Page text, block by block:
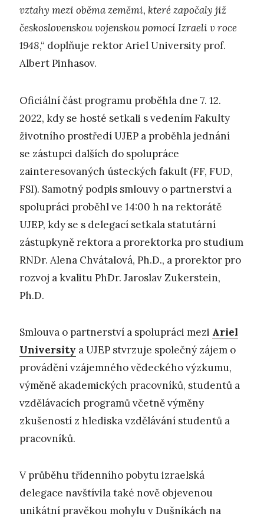
vztahy mezi oběma zeměmi, které započaly již
československou vojenskou pomocí Izraeli v roce
1948,“ doplňuje rektor Ariel University prof.
Albert Pinhasov.
Oficiální část programu proběhla dne 7. 12.
2022, kdy se hosté setkali s vedením Fakulty
životního prostředí UJEP a proběhla jednání
se zástupci dalších do spolupráce
zainteresovaných ústeckých fakult (FF, FUD,
FSI). Samotný podpis smlouvy o partnerství a
spolupráci proběhl ve 14:00 h na rektorátě
UJEP, kdy se s delegací setkala statutární
zástupkyně rektora a prorektorka pro studium
RNDr. Alena Chvátalová, Ph.D., a prorektor pro
rozvoj a kvalitu PhDr. Jaroslav Zukerstein,
Ph.D.
Smlouva o partnerství a spolupráci mezi Ariel
University a UJEP stvrzuje společný zájem o
provádění vzájemného vědeckého výzkumu,
výměně akademických pracovníků, studentů a
vzdělávacích programů včetně výměny
zkušeností z hlediska vzdělávání studentů a
pracovníků.
V průběhu třídenního pobytu izraelská
delegace navštívila také nově objevenou
unikátní pravěkou mohylu v Dušníkách na